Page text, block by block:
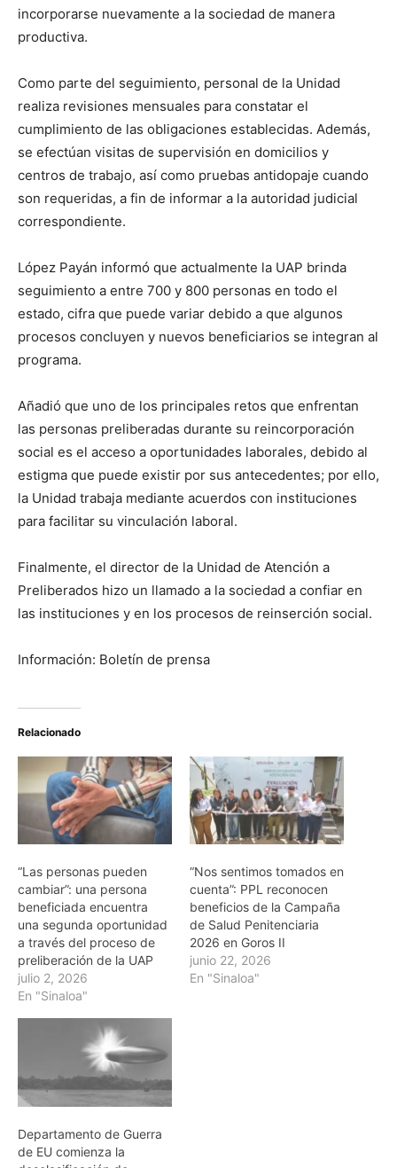
incorporarse nuevamente a la sociedad de manera
productiva.
Como parte del seguimiento, personal de la Unidad
realiza revisiones mensuales para constatar el
cumplimiento de las obligaciones establecidas. Además,
se efectúan visitas de supervisión en domicilios y
centros de trabajo, así como pruebas antidopaje cuando
son requeridas, a fin de informar a la autoridad judicial
correspondiente.
López Payán informó que actualmente la UAP brinda
seguimiento a entre 700 y 800 personas en todo el
estado, cifra que puede variar debido a que algunos
procesos concluyen y nuevos beneficiarios se integran al
programa.
Añadió que uno de los principales retos que enfrentan
las personas preliberadas durante su reincorporación
social es el acceso a oportunidades laborales, debido al
estigma que puede existir por sus antecedentes; por ello,
la Unidad trabaja mediante acuerdos con instituciones
para facilitar su vinculación laboral.
Finalmente, el director de la Unidad de Atención a
Preliberados hizo un llamado a la sociedad a confiar en
las instituciones y en los procesos de reinserción social.
Información: Boletín de prensa
Relacionado
“Las personas pueden
cambiar”: una persona
beneficiada encuentra
una segunda oportunidad
a través del proceso de
preliberación de la UAP
julio 2, 2026
En "Sinaloa"
“Nos sentimos tomados en
cuenta”: PPL reconocen
beneficios de la Campaña
de Salud Penitenciaria
2026 en Goros II
junio 22, 2026
En "Sinaloa"
Departamento de Guerra
de EU comienza la